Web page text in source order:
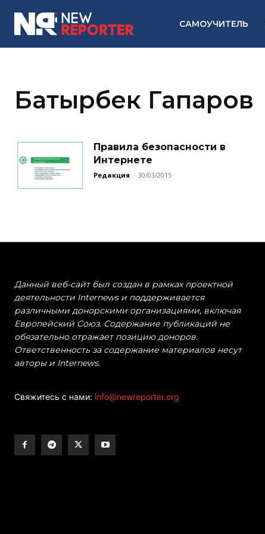
САМОУЧИТЕЛЬ
Батырбек Гапаров
Правила безопасности в
Интернете
Редакция - 30/03/2015
Данный веб-сайт был создан в рамках проектной
деятельности Internews и поддерживается
различными донорскими организациями, включая
Европейский Союз. Содержание публикаций не
обязательно отражает позицию доноров.
Ответственность за содержание материалов несут
авторы и Internews.
Свяжитесь с нами: info@newreporter.org